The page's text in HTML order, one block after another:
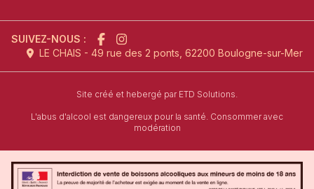
SUIVEZ-NOUS :
LE CHAIS - 49 rue des 2 ponts, 62200 Boulogne-sur-Mer
Site créé et hebergé parl'agence de création de site
ETD Solutions.
L'abus d'alcool est dangereux pour la santé. Consommer avec
modération